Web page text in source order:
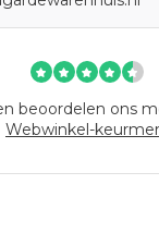
beoordelen ons
Webwinkel-